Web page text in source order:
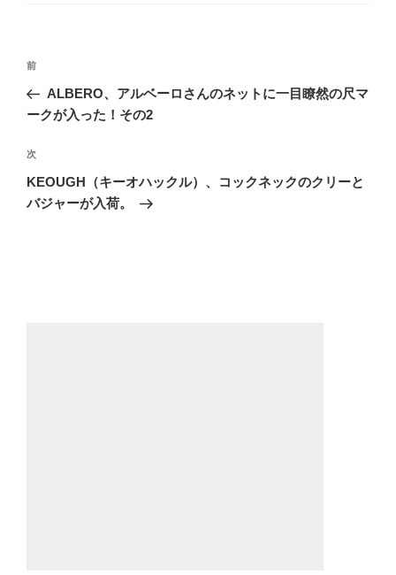
投
ゲ
ー
シ
前
の
投
前
ALBERO、アルベーロさんのネットに一目瞭然の尺マ
ークが入った！その2
次
の
投
次
KEOUGH（キーオハックル）、コックネックのクリーと
バジャーが入荷。